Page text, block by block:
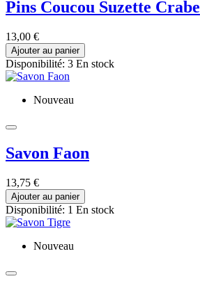
Pins Coucou Suzette Crabe
13,00 €
Ajouter au panier
Disponibilité: 3 En stock
Nouveau
Savon Faon
13,75 €
Ajouter au panier
Disponibilité: 1 En stock
Nouveau